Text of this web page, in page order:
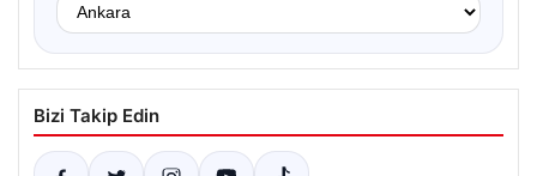
Bizi Takip Edin